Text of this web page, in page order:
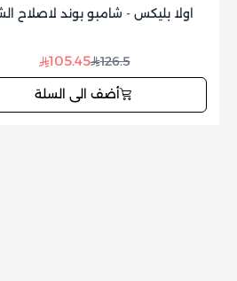
اولا بليكس - شامبو بوند لاصلاح
126.5
105.45
أضف الى السلة